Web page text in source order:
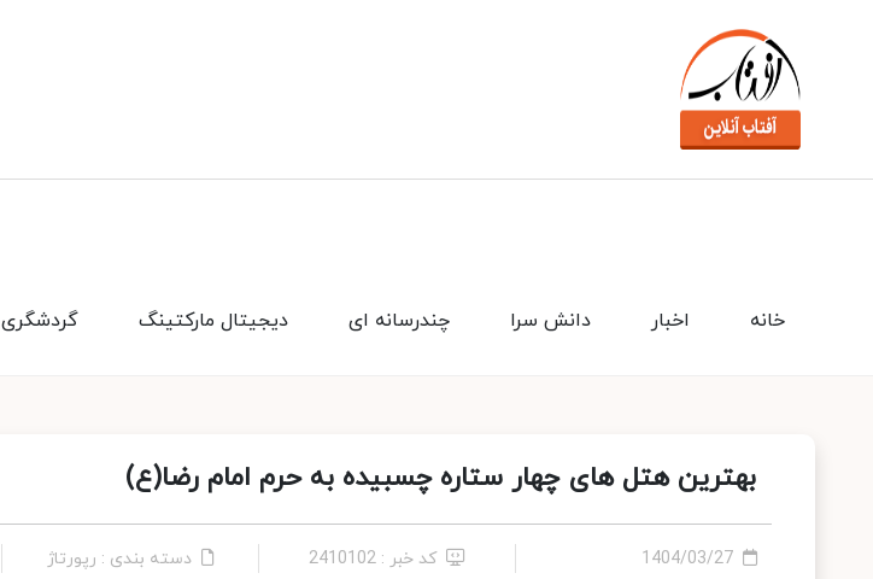
گردشگری دیجیتال مارکتینگ چندرسانه ای دانش سرا اخبار خانه
بهترین هتل های چهار ستاره چسبیده به حرم امام رضا(ع)
1404/03/27 کد خبر : 2410102 دسته بندی : رپورتاژ